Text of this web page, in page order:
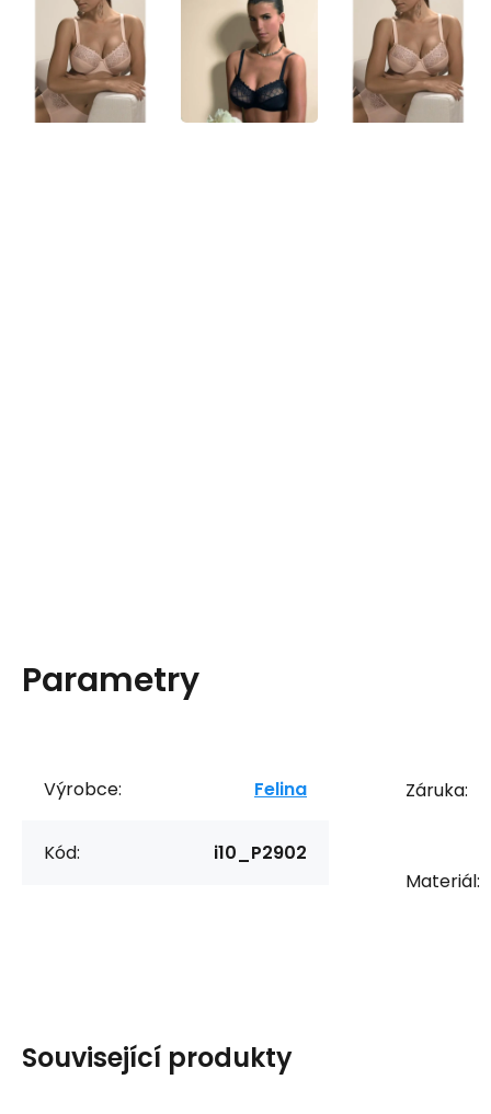
Parametry
Výrobce: Felina
Kód: i10_P2902
Záruka:
Materiál:
Související produkty